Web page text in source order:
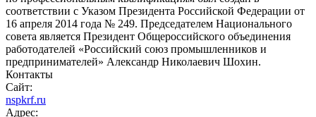
соответствии с Указом Президента Российской Федерации от
16 апреля 2014 года № 249. Председателем Национального
совета является Президент Общероссийского объединения
работодателей «Российский союз промышленников и
предпринимателей» Александр Николаевич Шохин.
Контакты
Сайт:
nspkrf.ru
Адрес: